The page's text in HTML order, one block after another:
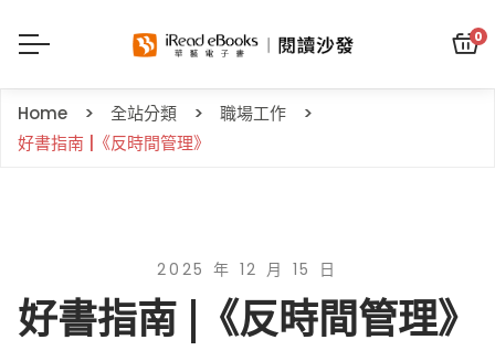
0
Home 全站分類
職場工作
好書指南 |《反時間管理》
2025 年 12 月 15 日
好書指南 |《反時間管理》